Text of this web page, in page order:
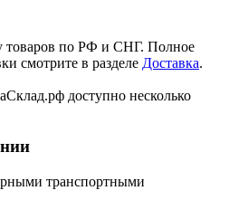
товаров по РФ и СНГ. Полное
смотрите в разделе Доставка.
доступно несколько
транспортными